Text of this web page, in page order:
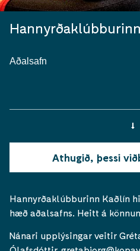
Aðalsafn
Athugið, þessi
Hannyrðaklúbburinn Kaðlín
hæð aðalsafns. Heitt á
Nánari upplýsingar veitir